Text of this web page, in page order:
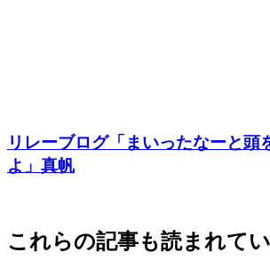
リレーブログ「まいったなーと頭
よ」真帆
これらの記事も読まれて